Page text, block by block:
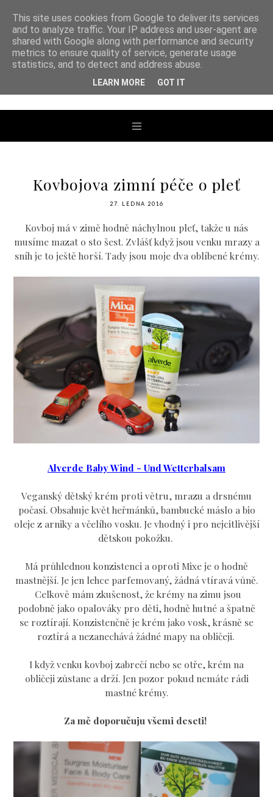
ANDREA TENGLER
Kovbojova zimní péče o pleť
27. LEDNA 2016
Kovboj má v zimě hodně náchylnou pleť, takže u nás
musíme mazat o sto šest. Zvlášť když jsou venku mrazy a
sníh je to ještě horší. Tady jsou moje dva oblíbené krémy.
Alverde Baby Wind - Und Wetterbalsam
Veganský dětský krém proti větru, mrazu a drsnému
počasí. Obsahuje květ heřmánků, bambucké máslo a bio
oleje z arniky a včelího vosku. Je vhodný i pro nejcitlivější
dětskou pokožku.
Má průhlednou konzistenci a oproti Mixe je o hodně
mastnější. Je jen lehce parfemovaný, žádná vtíravá vůně.
Celkově mám zkušenost, že krémy na zimu jsou
podobně jako opalováky pro děti, hodně hutné a špatně
se roztírají. Konzistenčně je krém jako vosk, krásně se
roztírá a nezanechává žádné mapy na obličeji.
I když venku kovboj zabrečí nebo se otře, krém na
obličeji zůstane a drží. Jen pozor pokud nemáte rádi
mastné krémy.
Za mě doporučuju všemi deseti!
This site uses cookies from Google to deliver its services
and to analyze traffic. Your IP address and user-agent are
shared with Google along with performance and security
metrics to ensure quality of service, generate usage
statistics, and to detect and address abuse.
LEARN MORE GOT IT